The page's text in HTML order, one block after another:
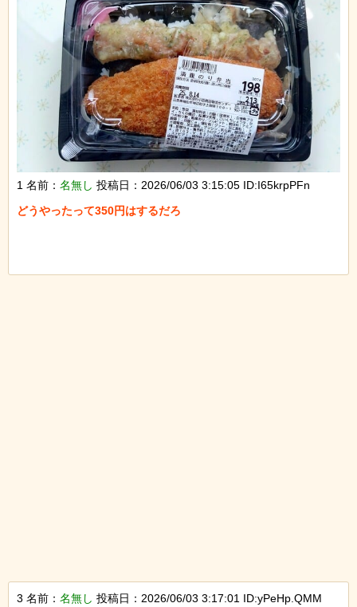
1 名前： 名無し 投稿日：2026/06/03 3:15:05 ID:I65krpPFn
どうやったって350円はするだろ
3 名前： 名無し 投稿日：2026/06/03 3:17:01 ID:yPeHp.QMM